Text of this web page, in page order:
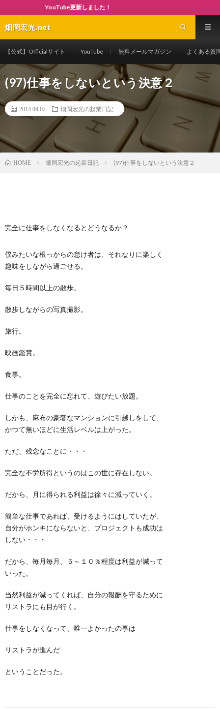
YouTube更新しました！
畑岡宏光.net
【公式】Officialサイト YouTube 無料メールマガジン よくある質
(97)仕事をしないという決意２
2014.09.02 畑岡宏光の起業日記
HOME 畑岡宏光の起業日記 (97)仕事をしないという決意２
完全に仕事をしなくなるとどうなるか？
僕みたいな根っからの怠け者は、それなりに楽しく
趣味をしながら過ごせる。
毎日５時間以上の散歩。
散歩しながらの写真撮影。
旅行。
映画鑑賞。
食事。
仕事のことを完全に忘れて、遊びたい放題。
しかも、麻布の豪奢なマンションに引越しをして、
かつて無いほどに生活レベルは上がった。
ただ、残念なことに・・・
完全な不労所得というのはこの世に存在しない。
だから、月に得られる利益は徐々に減っていく。
簡単な仕事であれば、受けるようにはしていたが、
自分がホンキにならないと、プロジェクトも成功は
しない・・・
だから、毎月毎月、５～１０％程度は利益が減って
いった。
当然利益が減ってくれば、自分の報酬を守るために
リストラにも目が行く。
仕事をしなくなって、唯一よかったの事は
リストラが進んだ
ということだった。